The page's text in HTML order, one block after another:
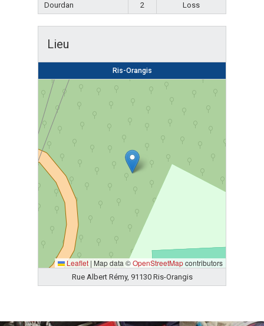
Dourdan
2 Loss
Lieu
Ris-Orangis
Leaflet | Map data ©OpenStreetMapcontributors
Rue Albert Rémy, 91130 Ris-Orangis